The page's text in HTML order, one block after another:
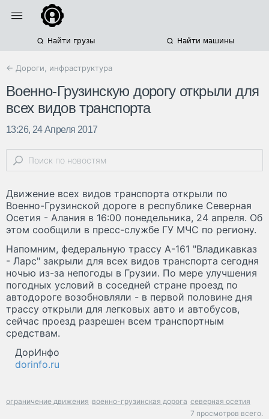
Найти грузы Найти машины
← Дороги, инфраструктура
Военно-Грузинскую дорогу открыли для
всех видов транспорта
13:26, 24 Апреля 2017
Движение всех видов транспорта открыли по
Военно-Грузинской дороге в республике Северная
Осетия - Алания в 16:00 понедельника, 24 апреля. Об
этом сообщили в пресс-службе ГУ МЧС по региону.
Напомним, федеральную трассу А-161 "Владикавказ
- Ларс" закрыли для всех видов транспорта сегодня
ночью из-за непогоды в Грузии. По мере улучшения
погодных условий в соседней стране проезд по
автодороге возобновляли - в первой половине дня
трассу открыли для легковых авто и автобусов,
сейчас проезд разрешен всем транспортным
средствам.
ДорИнфо
dorinfo.ru
ограничение движения военно-грузинская дорога северная осетия
7 просмотров всего.